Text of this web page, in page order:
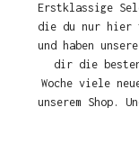
Erstklassige
die du nur hier
und haben
dir die
Woche viele
unserem Shop.